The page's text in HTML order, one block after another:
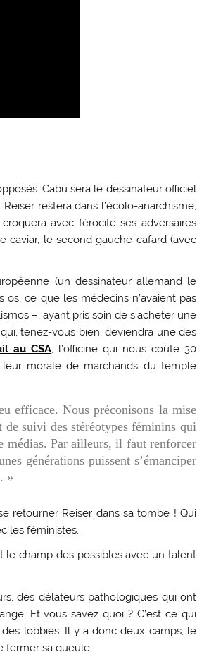
Cabu sera le dessinateur officiel
restera dans l’écolo-anarchisme,
avec férocité ses adversaires
caviar, le second gauche cafard (avec
(un dessinateur allemand le
ce que les médecins n’avaient pas
–, ayant pris soin de s’acheter une
tenez-vous bien, deviendra une des
au CSA, l’officine qui nous coûte 30
morale de marchands du temple
efficace. Nous préconisons la mise
de suivi des stéréotypes féminins qui
médias. Par ailleurs, il faut renforcer
générations puissent s’émanciper
»
retourner Reiser dans sa tombe ! Qui
les féministes.
le champ des possibles avec un talent
des délateurs pathologiques qui ont
Et vous savez quoi ? C’est ce qui
lobbies. Il y a donc deux camps, le
fermer sa gueule.